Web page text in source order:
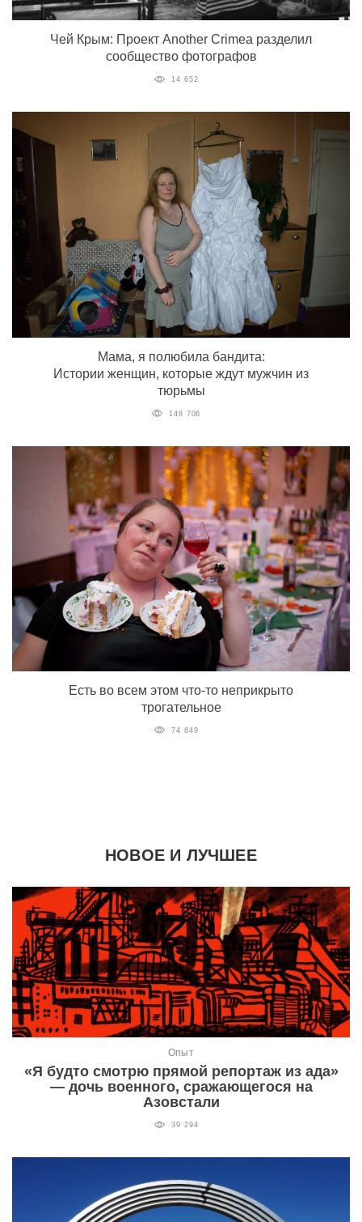
Чей Крым: Проект Another Crimea разделил
сообщество фотографов
14 652
Мама, я полюбила бандита:
Истории женщин, которые ждут мужчин из
тюрьмы
148 706
Есть во всем этом что-то неприкрыто
трогательное
74 849
НОВОЕ И ЛУЧШЕЕ
Опыт
«Я будто смотрю прямой репортаж из ада»
— дочь военного, сражающегося на
Азовстали
39 294